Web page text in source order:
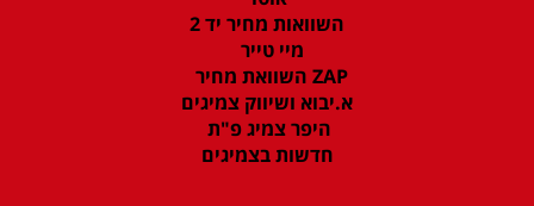
השוואות מחיר יד 2
מיי טייר
ZAP השוואת מחיר
א.יבוא ושיווק צמיגים
היפר צמיג פ"ת
חדשות בצמיגים